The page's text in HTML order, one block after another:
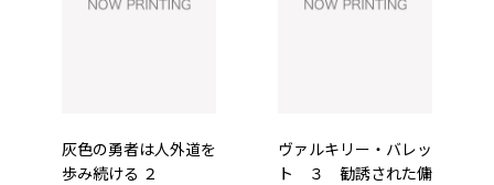
灰色の勇者は人外道を
歩み続ける ２
ヴァルキリー・バレッ
ト ３ 勧誘された傭